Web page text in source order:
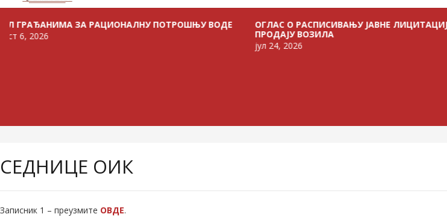
ЗА РАЦИОНАЛНУ ПОТРОШЊУ ВОДЕ
ОГЛАС О РАСПИСИВАЊУ ЈАВНЕ ЛИЦИТАЦИЈЕ ЗА
ПРОДАЈУ ВОЗИЛА
јул 24, 2026
СЕДНИЦЕ ОИК
Записник 1 – преузмите ОВДЕ.